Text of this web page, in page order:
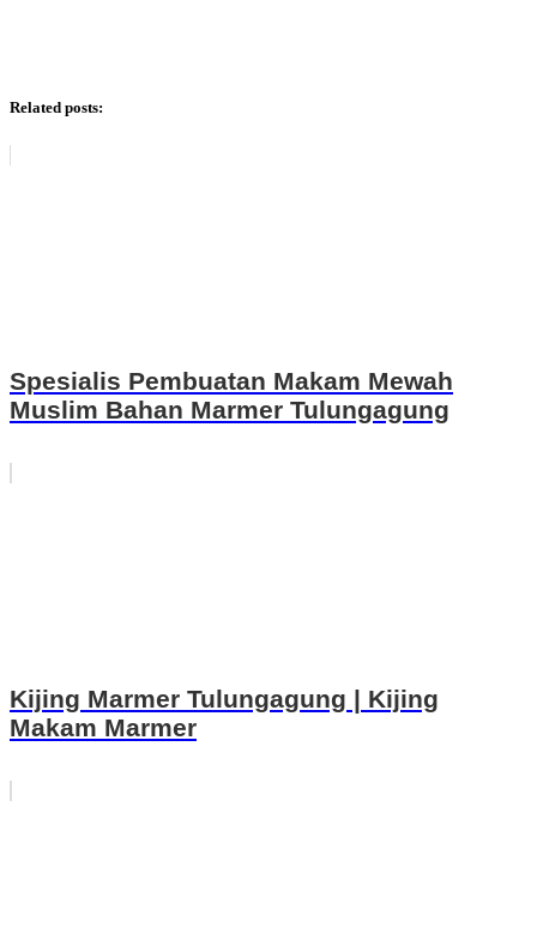
Related posts:
Spesialis Pembuatan Makam Mewah
Muslim Bahan Marmer Tulungagung
Kijing Marmer Tulungagung | Kijing
Makam Marmer